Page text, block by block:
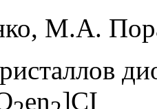
М.А.
en ]CI